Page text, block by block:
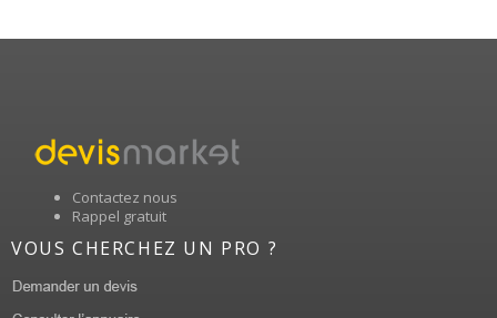
Contactez nous
Rappel gratuit
VOUS CHERCHEZ UN PRO ?